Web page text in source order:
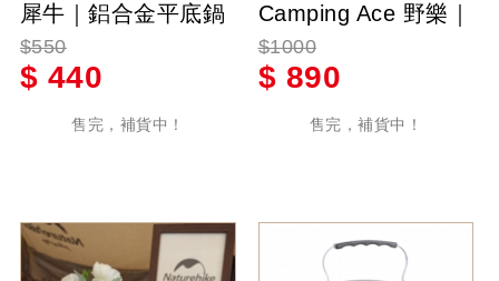
犀牛｜鋁合金平底鍋
22cm - ＃K-38
$550
$ 440
售完，補貨中！
Camping Ace 野樂｜
雙層高真空杯二杯組
#ARC-152-2
$1000
$ 890
售完，補貨中！